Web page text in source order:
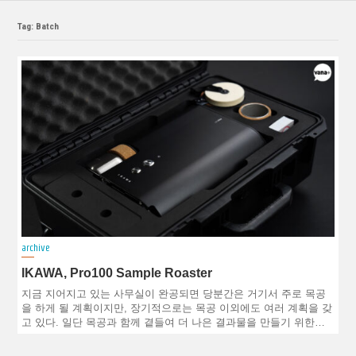
Tag: Batch
archive
IKAWA, Pro100 Sample Roaster
지금 지어지고 있는 사무실이 완공되면 당분간은 거기서 주로 목공
을 하게 될 계획이지만, 장기적으로는 목공 이외에도 여러 계획을 갖
고 있다. 일단 목공과 함께 곁들여 더 나은 결과물을 만들기 위한…